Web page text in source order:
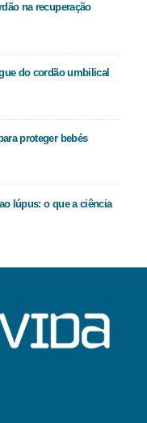
na recuperação
do cordão umbilical
proteger bebés
lúpus: o que a ciência